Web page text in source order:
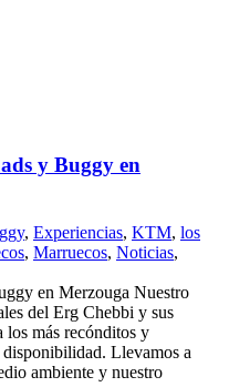
y Buggy en
, Experiencias, KTM, los
, Marruecos, Noticias,
en Merzouga Nuestro
del Erg Chebbi y sus
los más recónditos y
Llevamos a
ambiente y nuestro